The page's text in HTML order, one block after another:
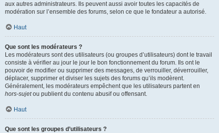
aux autres administrateurs. Ils peuvent aussi avoir toutes les capacités de
modération sur l’ensemble des forums, selon ce que le fondateur a autorisé.
Haut
Que sont les modérateurs ?
Les modérateurs sont des utilisateurs (ou groupes d’utilisateurs) dont le travail
consiste à vérifier au jour le jour le bon fonctionnement du forum. Ils ont le
pouvoir de modifier ou supprimer des messages, de verrouiller, déverrouiller,
déplacer, supprimer et diviser les sujets des forums qu’ils modèrent.
Généralement, les modérateurs empêchent que les utilisateurs partent en
hors-sujetou publient du contenu abusif ou offensant.
Haut
Que sont les groupes d’utilisateurs ?